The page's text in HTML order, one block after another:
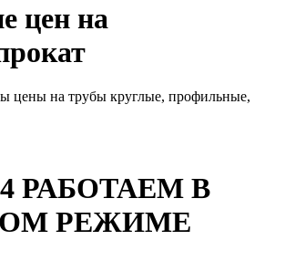
цен на
цены на трубы круглые, профильные,
РАБОТАЕМ В
РЕЖИМЕ